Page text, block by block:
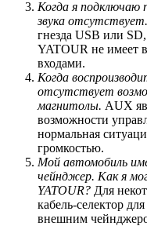
Когда я подключаю
звука отсутствует.
гнезда USB или
YATOUR не имеет
входами.
Когда
отсутствует
магнитолы. AUX
возможности
нормальная
громкостью.
Мой автомобиль
чейнджер. Как я
YATOUR? Для
кабель-селектор
внешним